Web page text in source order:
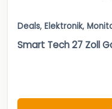
Deals, Elektronik,
Smart Tech 27 Zoll